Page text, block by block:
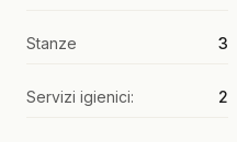
Stanze 3
Servizi igienici: 2